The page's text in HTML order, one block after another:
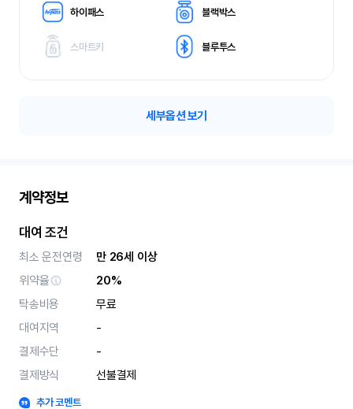
하이패스 블랙박스
스마트키 블루투스
세부옵션 보기
계약정보
대여 조건
최소 운전연령
만 26세 이상
위약율
20%
탁송비용
무료
대여지역
-
결제수단
-
결제방식
선불결제
추가 코멘트